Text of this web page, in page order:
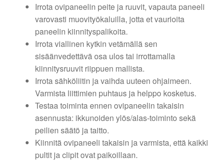
Irrota ovipaneelin peite ja ruuvit, vapauta paneeli
varovasti muovityökaluilla, jotta et vaurioita
paneelin kiinnityspalikoita.
Irrota viallinen kytkin vetämällä sen
sisäänvedettävä osa ulos tai irrottamalla
kiinnitysruuvit riippuen mallista.
Irrota sähköliitin ja vaihda uuteen ohjaimeen.
Varmista liittimien puhtaus ja helppo kosketus.
Testaa toiminta ennen ovipaneelin takaisin
asennusta: ikkunoiden ylös/alas-toiminto sekä
peilien säätö ja taitto.
Kiinnitä ovipaneeli takaisin ja varmista, että kaikki
pultit ja clipit ovat paikoillaan.